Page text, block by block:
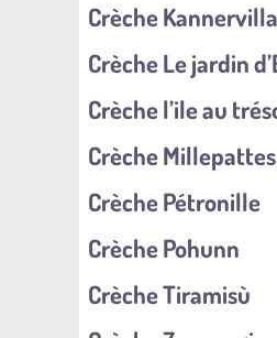
Crèche
Crèche Le jardin
Crèche l’ile au
Crèche Millepattes
Crèche Pétronille
Crèche Pohunn
Crèche Tiramisù